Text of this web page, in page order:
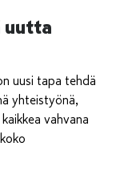
uutta
uusi tapa tehdä
yhteistyönä,
vahvana